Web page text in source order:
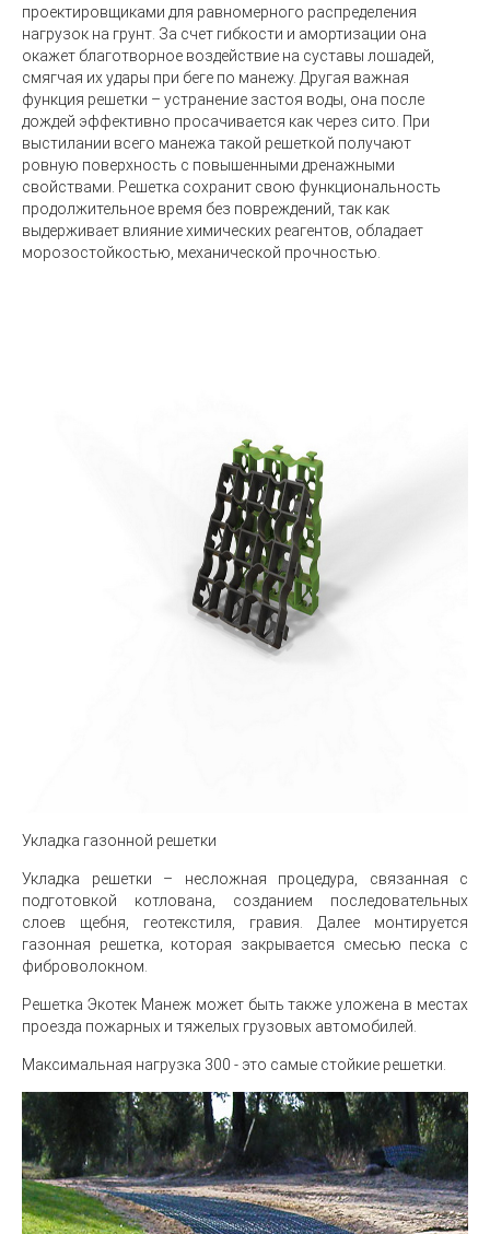
проектировщиками для равномерного распределения
нагрузок на грунт. За счет гибкости и амортизации она
окажет благотворное воздействие на суставы лошадей,
смягчая их удары при беге по манежу. Другая важная
функция решетки – устранение застоя воды, она после
дождей эффективно просачивается как через сито. При
выстилании всего манежа такой решеткой получают
ровную поверхность с повышенными дренажными
свойствами. Решетка сохранит свою функциональность
продолжительное время без повреждений, так как
выдерживает влияние химических реагентов, обладает
морозостойкостью, механической прочностью.
Укладка газонной решетки
Укладка решетки – несложная процедура, связанная с
подготовкой котлована, созданием последовательных
слоев щебня, геотекстиля, гравия. Далее монтируется
газонная решетка, которая закрывается смесью песка с
фиброволокном.
Решетка Экотек Манеж может быть также уложена в местах
проезда пожарных и тяжелых грузовых автомобилей.
Максимальная нагрузка 300 - это самые стойкие решетки.